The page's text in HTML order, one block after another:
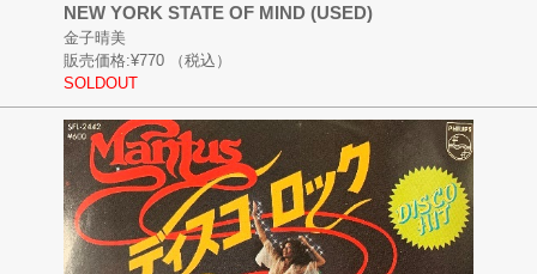
NEW YORK STATE OF MIND (USED)
金子晴美
販売価格:¥770
（税込）
SOLDOUT